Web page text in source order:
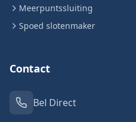
Meerpuntssluiting
Spoed slotenmaker
Contact
Bel Direct